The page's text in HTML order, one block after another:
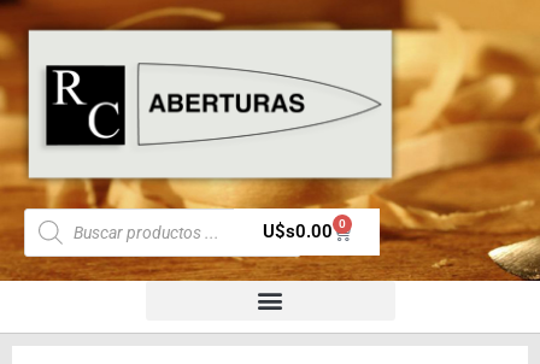
U$s0.00 0